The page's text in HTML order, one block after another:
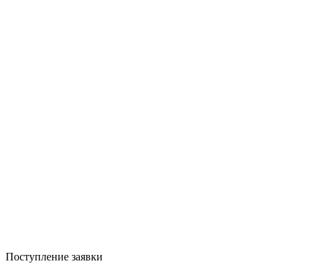
Поступление заявки